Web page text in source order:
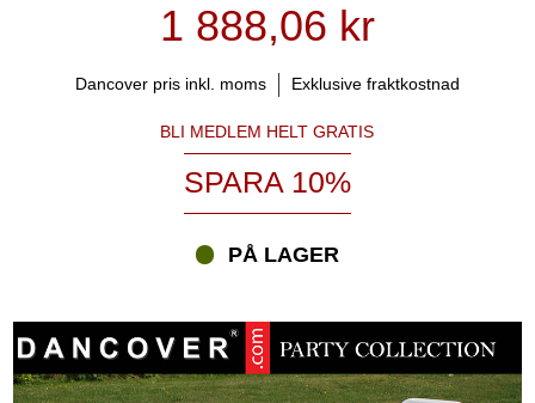
1 888,06 kr
Dancover pris inkl. moms Exklusive fraktkostnad
BLI MEDLEM HELT GRATIS
SPARA 10%
PÅ LAGER